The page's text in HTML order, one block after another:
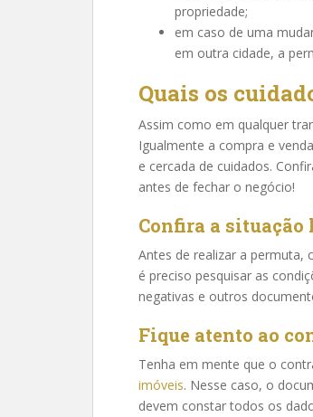
propriedade;
em caso de uma
em outra cidade, a
Quais os
Assim como em qualquer
Igualmente a compra e
e cercada de cuidados.
antes de fechar o negócio!
Confira a situação
Antes de realizar a permuta,
é preciso pesquisar as
negativas e outros
Fique atento ao
Tenha em mente que o
imóveis. Nesse caso, o
devem constar todos os